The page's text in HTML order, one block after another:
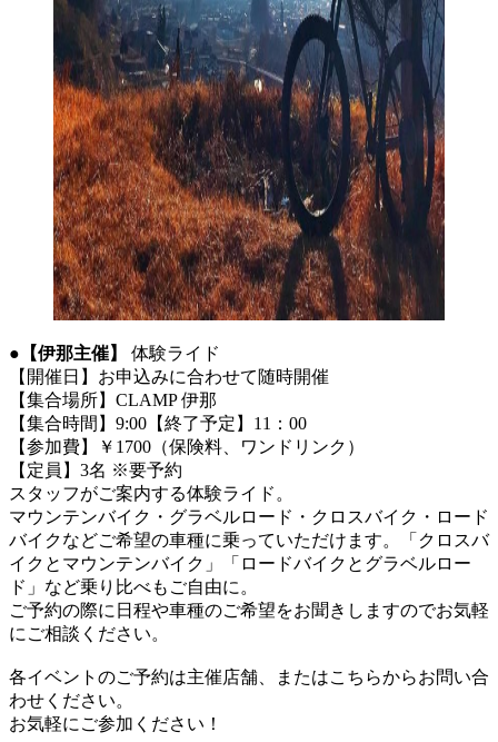
● 【伊那主催】
体験ライド
【開催日】お申込みに合わせて随時開催
【集合場所】CLAMP 伊那
【集合時間】9:00【終了予定】11：00
【参加費】￥1700（保険料、ワンドリンク）
【定員】3名 ※要予約
スタッフがご案内する体験ライド。
マウンテンバイク・グラベルロード・クロスバイク・ロード
バイクなどご希望の車種に乗っていただけます。「クロスバ
イクとマウンテンバイク」「ロードバイクとグラベルロー
ド」など乗り比べもご自由に。
ご予約の際に日程や車種のご希望をお聞きしますのでお気軽
にご相談ください。
各イベントのご予約は主催店舗、またはこちらからお問い合
わせください。
お気軽にご参加ください！